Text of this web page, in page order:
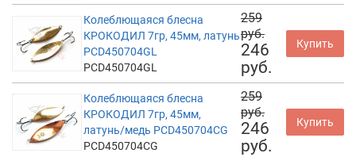
Колеблющаяся блесна
КРОКОДИЛ 7гр, 45мм, латунь
PCD450704GL
PCD450704GL
259
руб.
246
руб.
Купить
Колеблющаяся блесна
КРОКОДИЛ 7гр, 45мм,
латунь/медь PCD450704CG
PCD450704CG
259
руб.
246
руб.
Купить